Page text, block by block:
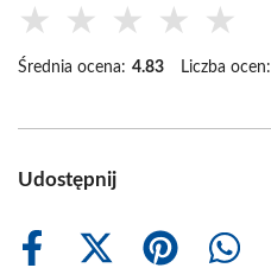
★ ★ ★ ★ ★
Średnia ocena: 4.83 Liczba ocen:
Udostępnij
Share
Share
Share
Share